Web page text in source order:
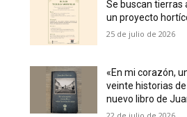
Se buscan tierras
un proyecto
25 de julio de 2026
«En mi corazón,
veinte historias de
nuevo libro de